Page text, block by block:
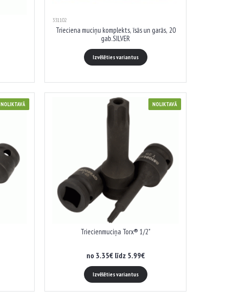
331102
Trieciena muciņu komplekts, īsās un garās, 20
gab.SILVER
Izvēlēties variantus
NOLIKTAVĀ NOLIKTAVĀ
Triecienmuciņa Torx® 1/2"
no 3.35€ līdz 5.99€
Izvēlēties variantus